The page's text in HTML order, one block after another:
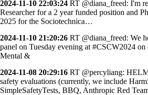
2024-11-10 22:03:24 RT @diana_freed: I'm
Researcher for a 2 year funded position and
2025 for the Sociotechnica…
2024-11-10 21:20:26 RT @diana_freed: We
panel on Tuesday evening at #CSCW2024
Mental &
2024-11-08 20:29:16 RT @percyliang:
safety evaluations (currently, we include
SimpleSafetyTests, BBQ, Anthropic Red